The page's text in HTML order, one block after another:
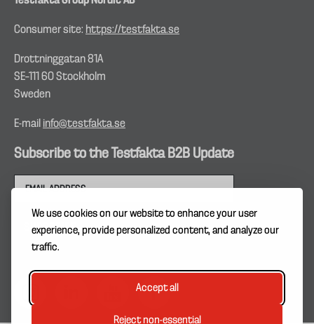
We use cookies on our website to enhance your user
experience, provide personalized content, and analyze our
traffic.
Accept all
Reject non-essential
Consumer site: https://testfakta.se
Drottninggatan 81A
SE–111 60 Stockholm
Sweden
E-mail info@testfakta.se
Subscribe to the Testfakta B2B Update